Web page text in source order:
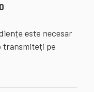
este necesar
transmiteți pe